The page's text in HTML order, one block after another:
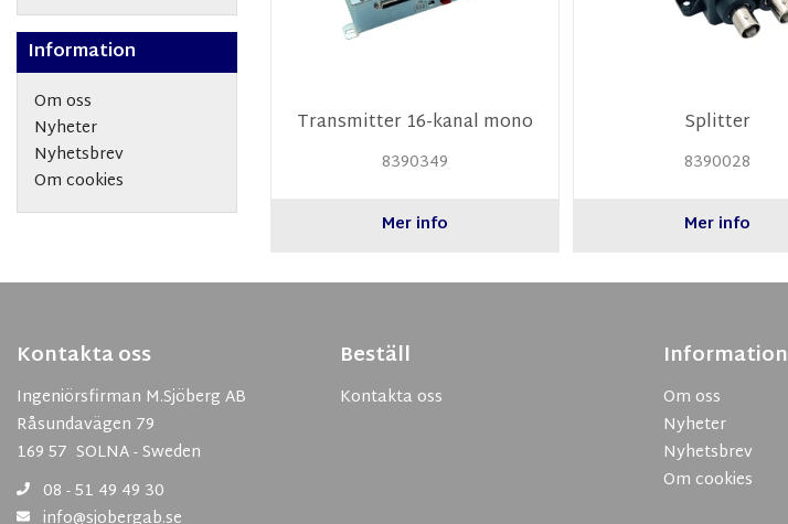
Information
Om oss
Nyheter
Nyhetsbrev
Om cookies
Transmitter 16-kanal mono
8390349
Mer info
Splitter
8390028
Mer info
Kontakta oss
Ingeniörsfirman M.Sjöberg AB
Råsundavägen 79
169 57 SOLNA - Sweden
08 - 51 49 49 30
Beställ
Kontakta oss
Information
Om oss
Nyheter
Nyhetsbrev
Om cookies